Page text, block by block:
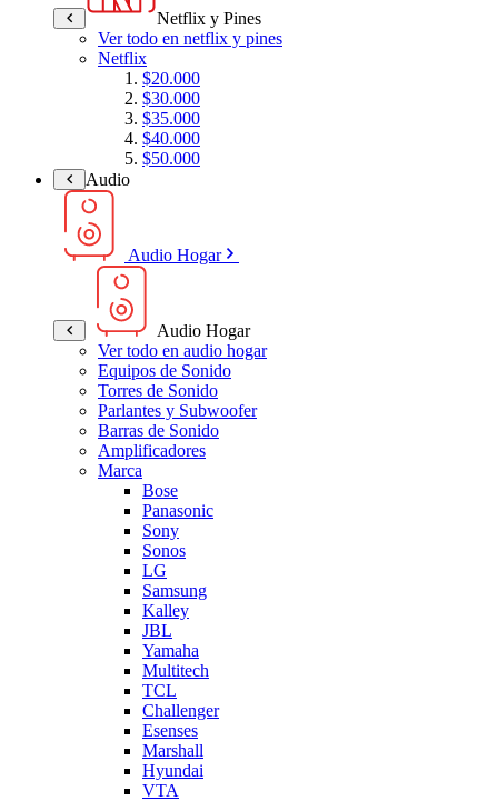
Netflix y Pines
Ver todo en netflix y pines
Netflix
$20.000
$30.000
$35.000
$40.000
$50.000
Audio
Audio Hogar
Audio Hogar
Ver todo en audio hogar
Equipos de Sonido
Torres de Sonido
Parlantes y Subwoofer
Barras de Sonido
Amplificadores
Marca
Bose
Panasonic
Sony
Sonos
LG
Samsung
Kalley
JBL
Yamaha
Multitech
TCL
Challenger
Esenses
Marshall
Hyundai
VTA